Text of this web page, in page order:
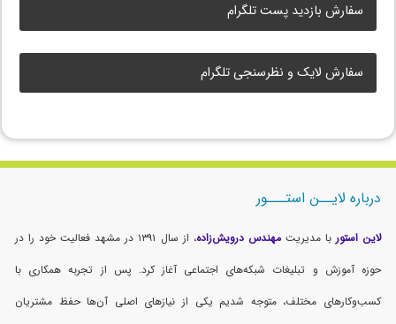
سفارش بازدید پست تلگرام
سفارش لایک و نظرسنجی تلگرام